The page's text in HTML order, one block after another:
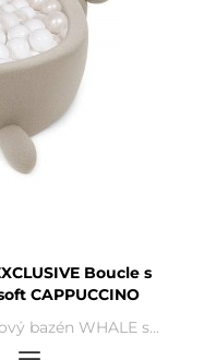
Boucle s
CAPPUCCINO
bazén WHALE s...